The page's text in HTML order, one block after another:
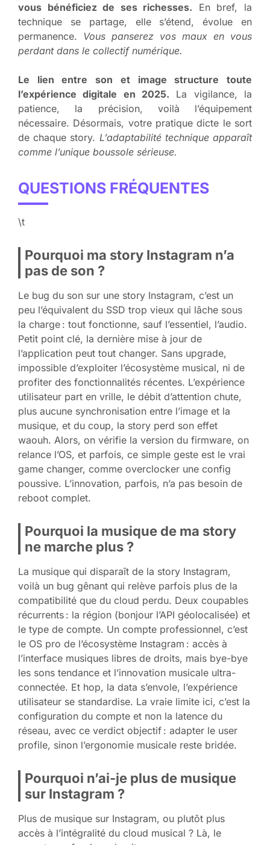
vous bénéficiez de ses richesses. En bref, la
technique se partage, elle s’étend, évolue en
permanence. Vous panserez vos maux en vous
perdant dans le collectif numérique.
Le lien entre son et image structure toute
l’expérience digitale en 2025. La vigilance, la
patience, la précision, voilà l’équipement
nécessaire. Désormais, votre pratique dicte le sort
de chaque story. L’adaptabilité technique apparaît
comme l’unique boussole sérieuse.
QUESTIONS FRÉQUENTES
\t
Pourquoi ma story Instagram n’a
pas de son ?
Le bug du son sur une story Instagram, c’est un
peu l’équivalent du SSD trop vieux qui lâche sous
la charge : tout fonctionne, sauf l’essentiel, l’audio.
Petit point clé, la dernière mise à jour de
l’application peut tout changer. Sans upgrade,
impossible d’exploiter l’écosystème musical, ni de
profiter des fonctionnalités récentes. L’expérience
utilisateur part en vrille, le débit d’attention chute,
plus aucune synchronisation entre l’image et la
musique, et du coup, la story perd son effet
waouh. Alors, on vérifie la version du firmware, on
relance l’OS, et parfois, ce simple geste est le vrai
game changer, comme overclocker une config
poussive. L’innovation, parfois, n’a pas besoin de
reboot complet.
Pourquoi la musique de ma story
ne marche plus ?
La musique qui disparaît de la story Instagram,
voilà un bug gênant qui relève parfois plus de la
compatibilité que du cloud perdu. Deux coupables
récurrents : la région (bonjour l’API géolocalisée) et
le type de compte. Un compte professionnel, c’est
le OS pro de l’écosystème Instagram : accès à
l’interface musiques libres de droits, mais bye-bye
les sons tendance et l’innovation musicale ultra-
connectée. Et hop, la data s’envole, l’expérience
utilisateur se standardise. La vraie limite ici, c’est la
configuration du compte et non la latence du
réseau, avec ce verdict objectif : adapter le user
profile, sinon l’ergonomie musicale reste bridée.
Pourquoi n’ai-je plus de musique
sur Instagram ?
Plus de musique sur Instagram, ou plutôt plus
accès à l’intégralité du cloud musical ? Là, le